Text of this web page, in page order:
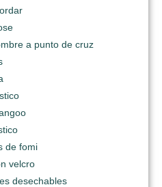
a punto de cruz
de fomi
velcro
desechables